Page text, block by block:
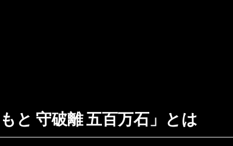
もと 守破離 五百万石」とは